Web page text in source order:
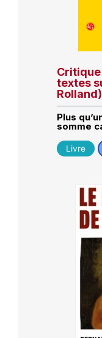
textes
Rolland)
Plus
somme
Livre